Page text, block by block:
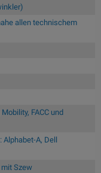
allen technischem
FACC und
A, Dell
Szew